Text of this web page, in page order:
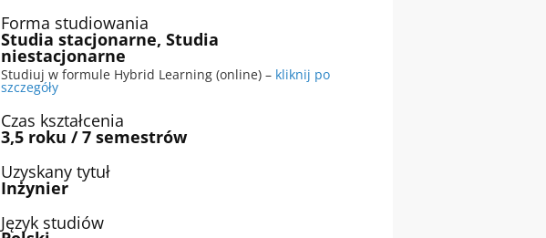
Forma studiowania
Studia stacjonarne, Studia
niestacjonarne
Studiuj w formule Hybrid Learning (online) – kliknij po
szczegóły
Czas kształcenia
3,5 roku / 7 semestrów
Uzyskany tytuł
Inżynier
Język studiów